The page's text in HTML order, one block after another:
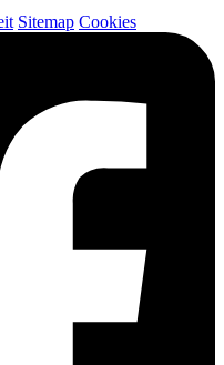
Sitemap Cookies